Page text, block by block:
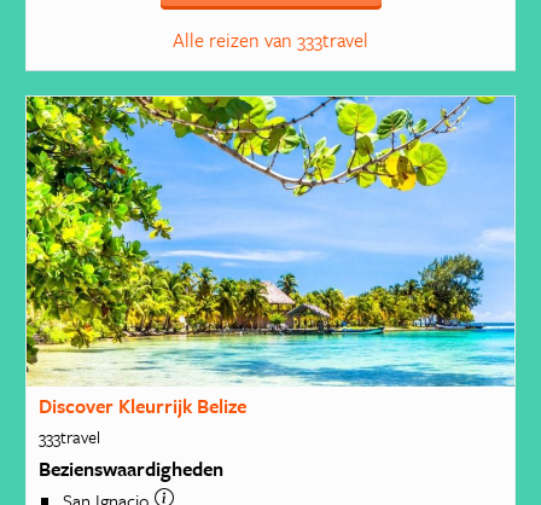
Alle reizen van 333travel
Discover Kleurrijk Belize
333travel
Bezienswaardigheden
San Ignacio